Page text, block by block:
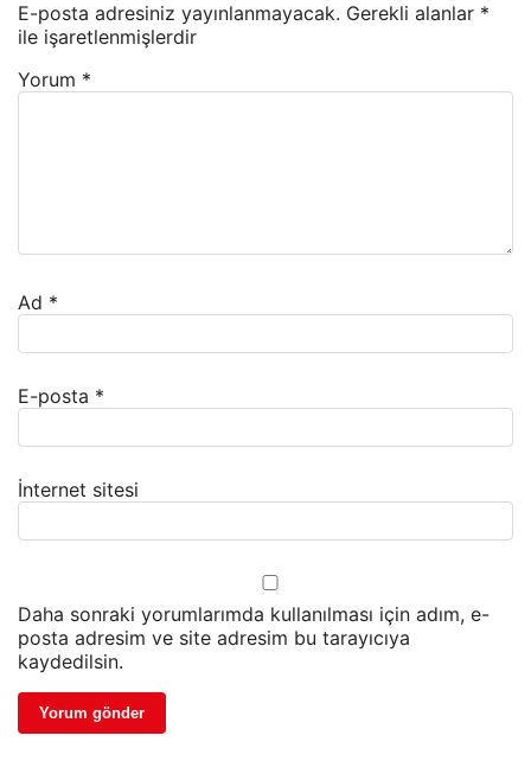
E-posta adresiniz yayınlanmayacak. Gerekli alanlar *
ile işaretlenmişlerdir
Yorum *
Ad *
E-posta *
İnternet sitesi
Daha sonraki yorumlarımda kullanılması için adım, e-
posta adresim ve site adresim bu tarayıcıya
kaydedilsin.